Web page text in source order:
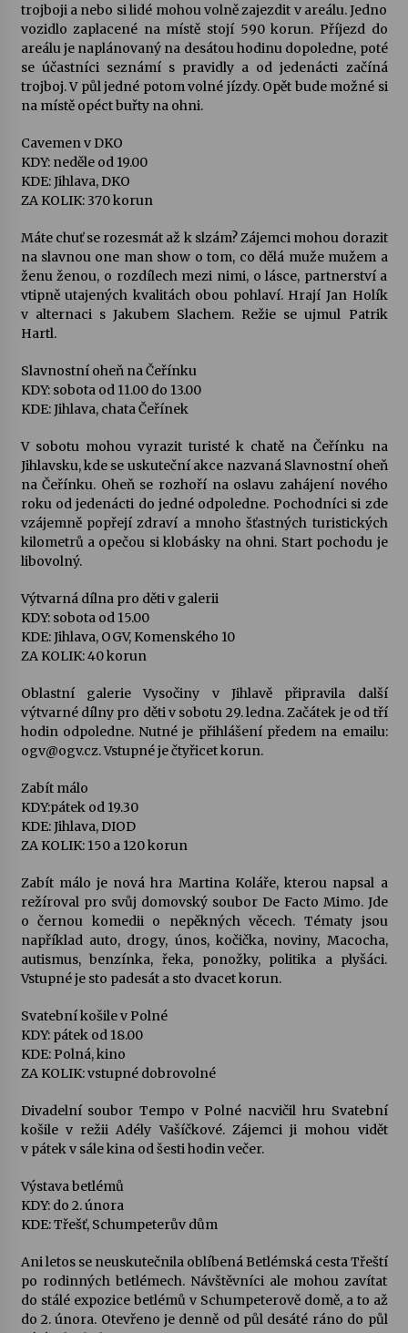
trojboji a nebo si lidé mohou volně zajezdit v areálu. Jedno
vozidlo zaplacené na místě stojí 590 korun. Příjezd do
areálu je naplánovaný na desátou hodinu dopoledne, poté
se účastníci seznámí s pravidly a od jedenácti začíná
trojboj. V půl jedné potom volné jízdy. Opět bude možné si
na místě opéct buřty na ohni.
Cavemen v DKO
KDY: neděle od 19.00
KDE: Jihlava, DKO
ZA KOLIK: 370 korun
Máte chuť se rozesmát až k slzám? Zájemci mohou dorazit
na slavnou one man show o tom, co dělá muže mužem a
ženu ženou, o rozdílech mezi nimi, o lásce, partnerství a
vtipně utajených kvalitách obou pohlaví. Hrají Jan Holík
v alternaci s Jakubem Slachem. Režie se ujmul Patrik
Hartl.
Slavnostní oheň na Čeřínku
KDY: sobota od 11.00 do 13.00
KDE: Jihlava, chata Čeřínek
V sobotu mohou vyrazit turisté k chatě na Čeřínku na
Jihlavsku, kde se uskuteční akce nazvaná Slavnostní oheň
na Čeřínku. Oheň se rozhoří na oslavu zahájení nového
roku od jedenácti do jedné odpoledne. Pochodníci si zde
vzájemně popřejí zdraví a mnoho šťastných turistických
kilometrů a opečou si klobásky na ohni. Start pochodu je
libovolný.
Výtvarná dílna pro děti v galerii
KDY: sobota od 15.00
KDE: Jihlava, OGV, Komenského 10
ZA KOLIK: 40 korun
Oblastní galerie Vysočiny v Jihlavě připravila další
výtvarné dílny pro děti v sobotu 29. ledna. Začátek je od tří
hodin odpoledne. Nutné je přihlášení předem na emailu:
ogv@ogv.cz. Vstupné je čtyřicet korun.
Zabít málo
KDY:pátek od 19.30
KDE: Jihlava, DIOD
ZA KOLIK: 150 a 120 korun
Zabít málo je nová hra Martina Koláře, kterou napsal a
režíroval pro svůj domovský soubor De Facto Mimo. Jde
o černou komedii o nepěkných věcech. Tématy jsou
například auto, drogy, únos, kočička, noviny, Macocha,
autismus, benzínka, řeka, ponožky, politika a plyšáci.
Vstupné je sto padesát a sto dvacet korun.
Svatební košile v Polné
KDY: pátek od 18.00
KDE: Polná, kino
ZA KOLIK: vstupné dobrovolné
Divadelní soubor Tempo v Polné nacvičil hru Svatební
košile v režii Adély Vašíčkové. Zájemci ji mohou vidět
v pátek v sále kina od šesti hodin večer.
Výstava betlémů
KDY: do 2. února
KDE: Třešť, Schumpeterův dům
Ani letos se neuskutečnila oblíbená Betlémská cesta Třeští
po rodinných betlémech. Návštěvníci ale mohou zavítat
do stálé expozice betlémů v Schumpeterově domě, a to až
do 2. února. Otevřeno je denně od půl desáté ráno do půl